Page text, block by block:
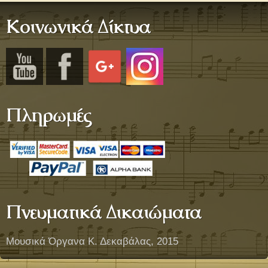
Κοινωνικά Δίκτυα
Πληρωμές
Πνευματικά Δικαιώματα
Μουσικά Όργανα Κ. Δεκαβάλας, 2015